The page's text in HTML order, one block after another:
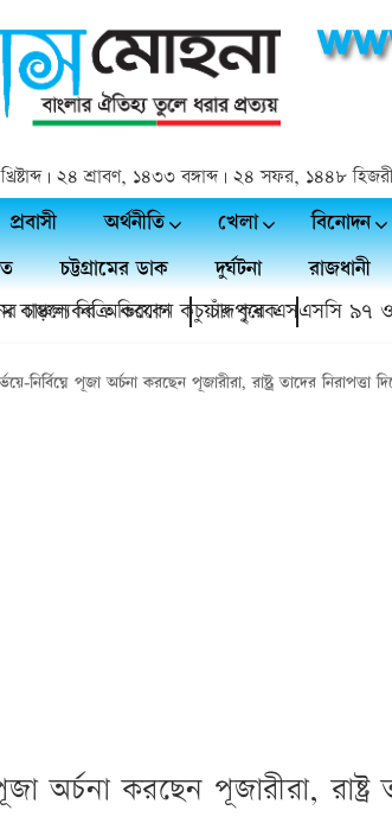
| ২৪ শ্রাবণ, ১৪৩৩ বঙ্গাব্দ | ২৪ সফর, ১৪৪৮
প্রবাসী অর্থনীতি খেলা বিনোদন
চট্টগ্রামের ডাক দুর্ঘটনা রাজধানী
অভিযোগ চাঁদপুরে এসএসসি ৯৭ ও
বিক্রি করবেন কচুয়ার কৃষক
নির্বিঘ্নে পূজা অর্চনা করছেন পূজারীরা, রাষ্ট্র তাদের নিরাপত্তা
পূজা অর্চনা করছেন পূজারীরা, রাষ্ট্র